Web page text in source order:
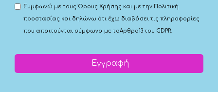
Συμφωνώ με τουςΌρους Χρήσης και με την Πολιτική
προστασίας και δηλώνω ότι έχω διαβάσει τις πληροφορίες
που απαιτούνται σύμφωνα με τοΑρθρο13 του GDPR.
Εγγραφή